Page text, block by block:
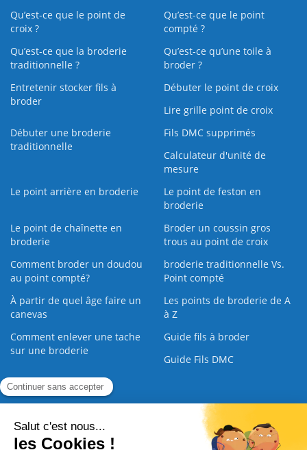
Qu’est-ce que le point de
croix ?
Qu’est-ce que le point
compté ?
Qu’est-ce que la broderie
traditionnelle ?
Qu’est‑ce qu’une toile à
broder ?
Entretenir stocker fils à
broder
Débuter le point de croix
Lire grille point de croix
Débuter une broderie
traditionnelle
Fils DMC supprimés
Calculateur d'unité de
mesure
Le point arrière en broderie
Le point de feston en
broderie
Le point de chaînette en
broderie
Broder un coussin gros
trous au point de croix
Comment broder un doudou
au point compté?
broderie traditionnelle Vs.
Point compté
À partir de quel âge faire un
canevas
Les points de broderie de A
à Z
Comment enlever une tache
sur une broderie
Guide fils à broder
Guide Fils DMC
Guide de la Broderie